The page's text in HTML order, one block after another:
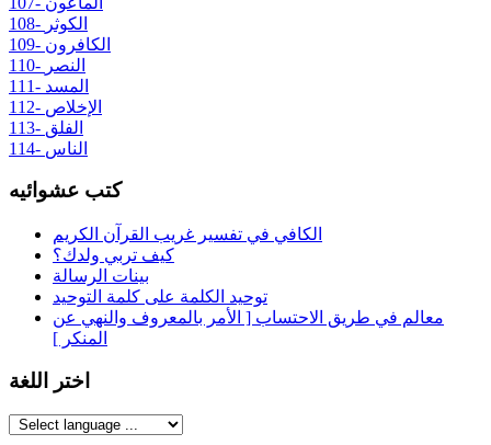
108- الكوثر
109- الكافرون
110- النصر
111- المسد
112- الإخلاص
113- الفلق
114- الناس
كتب عشوائيه
الكافي في تفسير غريب القرآن الكريم
كيف تربي ولدك؟
بينات الرسالة
توحيد الكلمة على كلمة التوحيد
معالم في طريق الاحتساب [ الأمر بالمعروف والنهي عن
المنكر ]
اختر اللغة